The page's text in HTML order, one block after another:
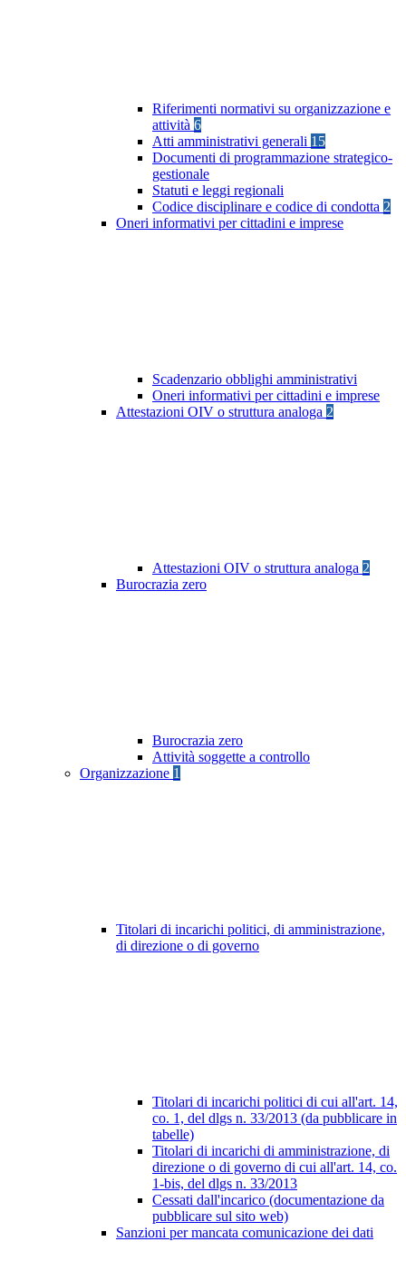
Riferimenti normativi su organizzazione e
attività 6
Atti amministrativi generali 15
Documenti di programmazione strategico-
gestionale
Statuti e leggi regionali
Codice disciplinare e codice di condotta 2
Oneri informativi per cittadini e imprese
Scadenzario obblighi amministrativi
Oneri informativi per cittadini e imprese
Attestazioni OIV o struttura analoga 2
Attestazioni OIV o struttura analoga 2
Burocrazia zero
Burocrazia zero
Attività soggette a controllo
Organizzazione 1
Titolari di incarichi politici, di amministrazione,
di direzione o di governo
Titolari di incarichi politici di cui all'art. 14,
co. 1, del dlgs n. 33/2013 (da pubblicare in
tabelle)
Titolari di incarichi di amministrazione, di
direzione o di governo di cui all'art. 14, co.
1-bis, del dlgs n. 33/2013
Cessati dall'incarico (documentazione da
pubblicare sul sito web)
Sanzioni per mancata comunicazione dei dati